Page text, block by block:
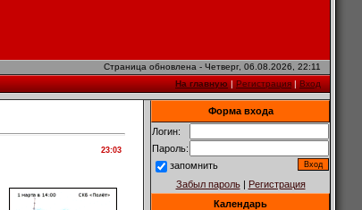
Страница обновлена - Четверг, 06.08.2026, 22:11
На главную|Регистрация|Вход
23:03
Форма входа
Логин:
Пароль:
запомнить
Забыл пароль| Регистрация
Календарь